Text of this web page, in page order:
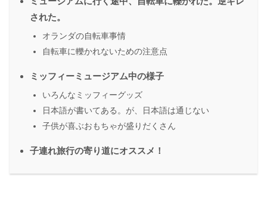
された。
オランダの自転車事情
自転車に轢かれないための注意点
ミッフィーミュージアム中の様子
いろんなミッフィーグッズ
日本語が書いてある。が、日本語は通じない
子供が喜ぶおもちゃが盛りだくさん
子連れ旅行の寄り道にオススメ！